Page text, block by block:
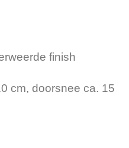
finish
cm, doorsnee ca. 15